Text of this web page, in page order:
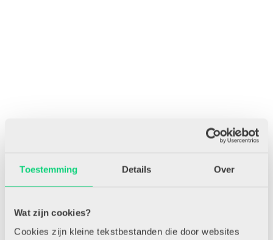
Toestemming Details Over
Wat zijn cookies?
Cookies zijn kleine tekstbestanden die door websites